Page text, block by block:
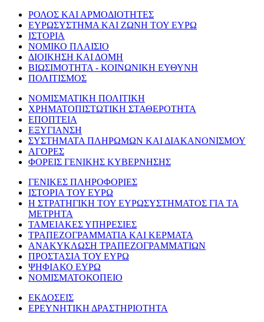
ΡΟΛΟΣ ΚΑΙ ΑΡΜΟΔΙΟΤΗΤΕΣ
ΕΥΡΩΣΥΣΤΗΜΑ ΚΑΙ ΖΩΝΗ ΤΟΥ ΕΥΡΩ
ΙΣΤΟΡΙΑ
ΝΟΜΙΚΟ ΠΛΑΙΣΙΟ
ΔΙΟΙΚΗΣΗ ΚΑΙ ΔΟΜΗ
ΒΙΩΣΙΜΟΤΗΤΑ - ΚΟΙΝΩΝΙΚΗ ΕΥΘΥΝΗ
ΠΟΛΙΤΙΣΜΟΣ
ΝΟΜΙΣΜΑΤΙΚΗ ΠΟΛΙΤΙΚΗ
ΧΡΗΜΑΤΟΠΙΣΤΩΤΙΚΗ ΣΤΑΘΕΡΟΤΗΤΑ
ΕΠΟΠΤΕΙΑ
ΕΞΥΓΙΑΝΣΗ
ΣΥΣΤΗΜΑΤΑ ΠΛΗΡΩΜΩΝ ΚΑΙ ΔΙΑΚΑΝΟΝΙΣΜΟΥ
ΑΓΟΡΕΣ
ΦΟΡΕΙΣ ΓΕΝΙΚΗΣ ΚΥΒΕΡΝΗΣΗΣ
ΓΕΝΙΚΕΣ ΠΛΗΡΟΦΟΡΙΕΣ
ΙΣΤΟΡΙΑ ΤΟΥ ΕΥΡΩ
Η ΣΤΡΑΤΗΓΙΚΗ ΤΟΥ ΕΥΡΩΣΥΣΤΗΜΑΤΟΣ ΓΙΑ ΤΑ
ΜΕΤΡΗΤΑ
ΤΑΜΕΙΑΚΕΣ ΥΠΗΡΕΣΙΕΣ
ΤΡΑΠΕΖΟΓΡΑΜΜΑΤΙΑ ΚΑΙ ΚΕΡΜΑΤΑ
ΑΝΑΚΥΚΛΩΣΗ ΤΡΑΠΕΖΟΓΡΑΜΜΑΤΙΩΝ
ΠΡΟΣΤΑΣΙΑ ΤΟΥ ΕΥΡΩ
ΨΗΦΙΑΚΟ ΕΥΡΩ
ΝΟΜΙΣΜΑΤΟΚΟΠΕΙΟ
ΕΚΔΟΣΕΙΣ
ΕΡΕΥΝΗΤΙΚΗ ΔΡΑΣΤΗΡΙΟΤΗΤΑ